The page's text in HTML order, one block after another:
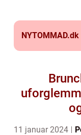
NYTOMMAD.dk
11 januar 2024